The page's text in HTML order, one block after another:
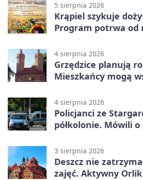
5 sierpnia 2026
Krąpiel szykuje
Program potrwa od
4 sierpnia 2026
Grzędzice planują
Mieszkańcy mogą
4 sierpnia 2026
Policjanci ze
półkolonie. Mówili
3 sierpnia 2026
Deszcz nie
zajęć. Aktywny